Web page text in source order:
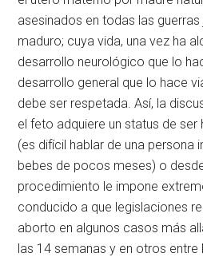
asesinados en todas las
maduro; cuya vida, una vez ha
desarrollo neurológico que lo
desarrollo general que lo hace
debe ser respetada. Así, la
el feto adquiere un status de
(es difícil hablar de una persona
bebes de pocos meses) o
procedimiento le impone
conducido a que legislaciones
aborto en algunos casos más
las 14 semanas y en otros entre